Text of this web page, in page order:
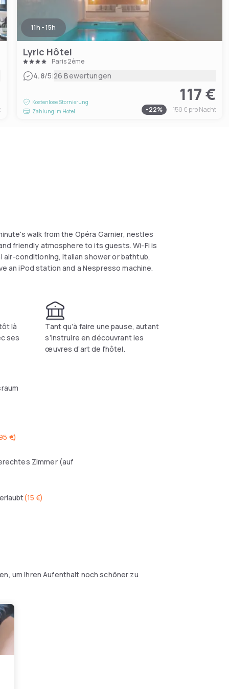
11h - 15h
Lyric Hôtel
Paris 2ème
4.8/5|26 Bewertungen
Kostenlose Stornierung
Zahlung im Hotel
117 €
-22% 150 €pro Nacht
walk from the Opéra Garnier, nestles
friendly atmosphere to its guests. Wi-Fi is
conditioning, Italian shower or bathtub,
an iPod station and a Nespresso machine.
là
ses
Tant qu’à faire une pause, autant
s’instruire en découvrant les
œuvres d’art de l’hôtel.
€)
Zimmer (auf
(15 €)
um Ihren Aufenthalt noch schöner zu